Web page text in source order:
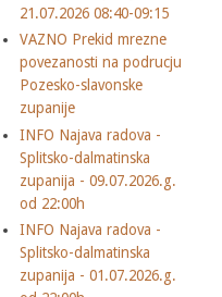
21.07.2026 08:40-09:15
VAZNO Prekid mrezne
povezanosti na podrucju
Pozesko-slavonske
zupanije
INFO Najava radova -
Splitsko-dalmatinska
zupanija - 09.07.2026.g.
od 22:00h
INFO Najava radova -
Splitsko-dalmatinska
zupanija - 01.07.2026.g.